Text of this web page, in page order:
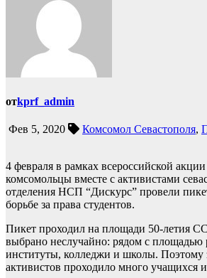
отkprf_admin
Фев 5, 2020 Комсомол Севастополя,
4 февраля в рамках всероссийской акции
комсомольцы вместе с активистами
отделения НСП “Дискурс” провели
борьбе за права студентов.
Пикет проходил на площади 50-летия
выбрано неслучайно: рядом с площадью
институты, колледжи и школы. Поэтому
активистов проходило много учащихся